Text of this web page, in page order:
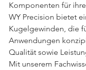
Komponenten für
WY Precision bietet
Kugelgewinden, die
Anwendungen
Qualität sowie
Mit unserem